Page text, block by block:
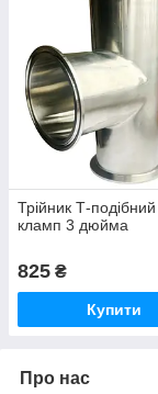
Трійник Т-подібний
кламп 3 дюйма
825 ₴
Купити
Про нас